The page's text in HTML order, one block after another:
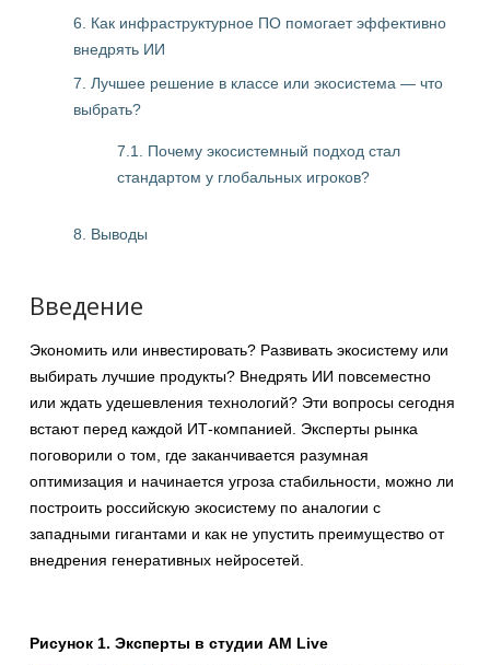
6. Как инфраструктурное ПО помогает эффективно
внедрять ИИ
7. Лучшее решение в классе или экосистема — что
выбрать?
7.1. Почему экосистемный подход стал
стандартом у глобальных игроков?
8. Выводы
Введение
Экономить или инвестировать? Развивать экосистему или
выбирать лучшие продукты? Внедрять ИИ повсеместно
или ждать удешевления технологий? Эти вопросы сегодня
встают перед каждой ИТ-компанией. Эксперты рынка
поговорили о том, где заканчивается разумная
оптимизация и начинается угроза стабильности, можно ли
построить российскую экосистему по аналогии с
западными гигантами и как не упустить преимущество от
внедрения генеративных нейросетей.
Рисунок 1. Эксперты в студии AM Live